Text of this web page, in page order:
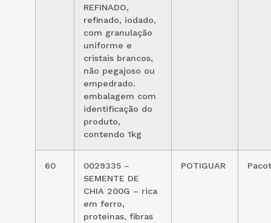
REFINADO,
refinado, iodado,
com granulação
uniforme e
cristais brancos,
não pegajoso ou
empedrado.
embalagem com
identificação do
produto,
contendo 1kg
60
0029335 –
SEMENTE DE
CHIA 200G – rica
em ferro,
proteínas, fibras
POTIGUAR